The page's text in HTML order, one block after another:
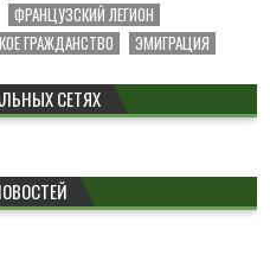
ФРАНЦУЗСКИЙ ЛЕГИОН
ГРАЖДАНСТВО ЭМИГРАЦИЯ
СЕТЯХ